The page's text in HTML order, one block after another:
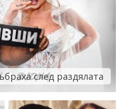
след раздялата